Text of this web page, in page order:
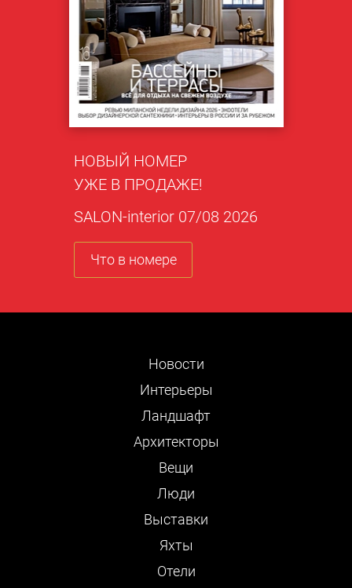
НОВЫЙ НОМЕР
УЖЕ В ПРОДАЖЕ!
SALON-interior 07/08 2026
Что в номере
Новости
Интерьеры
Ландшафт
Архитекторы
Вещи
Люди
Выставки
Яхты
Отели